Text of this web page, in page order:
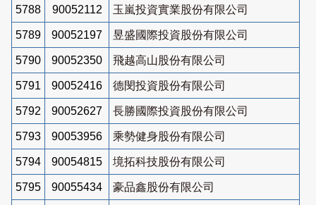
5788 90052112 玉嵐投資實業股份有限公司
5789 90052197 昱盛國際投資股份有限公司
5790 90052350 飛越高山股份有限公司
5791 90052416 德閔投資股份有限公司
5792 90052627 長勝國際投資股份有限公司
5793 90053956 乘勢健身股份有限公司
5794 90054815 境拓科技股份有限公司
5795 90055434 豪品鑫股份有限公司